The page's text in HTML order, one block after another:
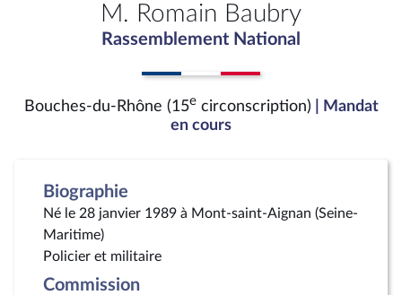
M. Romain Baubry
Rassemblement National
Bouches-du-Rhône (15ecirconscription)
| Mandat
en cours
Biographie
Né le 28 janvier 1989 à Mont-saint-Aignan (Seine-
Maritime)
Policier et militaire
Commission